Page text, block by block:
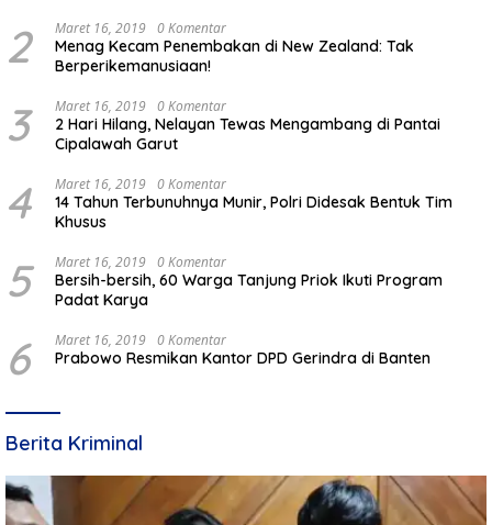
2 Maret 16, 2019 0 Komentar
Menag Kecam Penembakan di New Zealand: Tak
Berperikemanusiaan!
3 Maret 16, 2019 0 Komentar
2 Hari Hilang, Nelayan Tewas Mengambang di Pantai
Cipalawah Garut
4 Maret 16, 2019 0 Komentar
14 Tahun Terbunuhnya Munir, Polri Didesak Bentuk Tim
Khusus
5 Maret 16, 2019 0 Komentar
Bersih-bersih, 60 Warga Tanjung Priok Ikuti Program
Padat Karya
6 Maret 16, 2019 0 Komentar
Prabowo Resmikan Kantor DPD Gerindra di Banten
Berita Kriminal